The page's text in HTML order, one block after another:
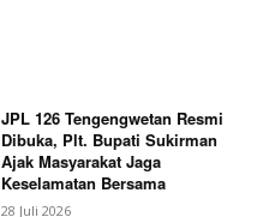
JPL 126 Tengengwetan Resmi
Dibuka, Plt. Bupati Sukirman
Ajak Masyarakat Jaga
Keselamatan Bersama
28 Juli 2026